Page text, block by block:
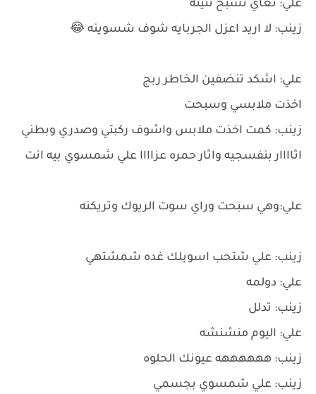
علي: تعاي نسبح ثنينه
زينب: لا اريد اعزل الجربايه شوف شسوينه 😂
علي: اشكد تنضفين الخاطر ربج
اخذت ملابسي وسبحت
زينب: كمت اخذت ملابس واشوف ركبتي وصدري وبطني
اثاااار بنفسجيه واثار حمره عزاااا علي شمسوي بيه انت
علي:وهي سبحت وراي سوت الريوك وتريكنه
زينب: علي شتحب اسويلك غده شمشتهي
علي: دولمه
زينب: تدلل
علي: اليوم منشنشه
زينب: ههههههه عيونك الحلوه
زينب: علي شمسوي بجسمي